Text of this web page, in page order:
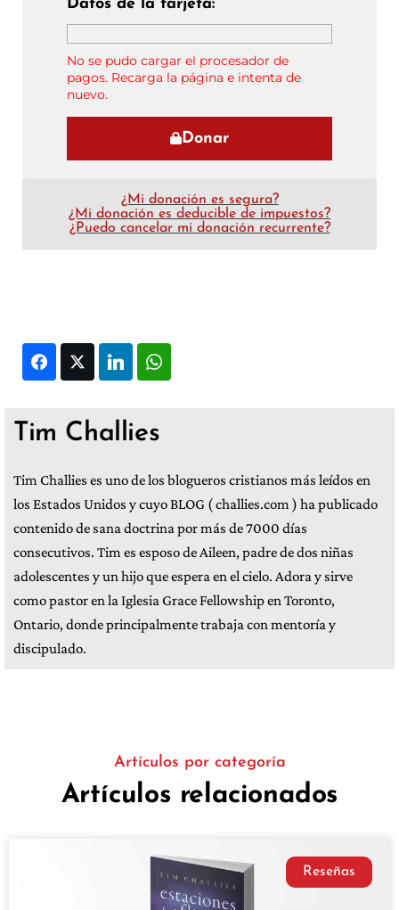
Datos de la tarjeta:
No se pudo cargar el procesador de
pagos. Recarga la página e intenta de
nuevo.
Donar
¿Mi donación es segura?
¿Mi donación es deducible de impuestos?
¿Puedo cancelar mi donación recurrente?
FacebookTwitter LinkedIn
Tim Challies
Tim Challies es uno de los blogueros cristianos más leídos en
los Estados Unidos y cuyo BLOG ( challies.com ) ha publicado
contenido de sana doctrina por más de 7000 días
consecutivos. Tim es esposo de Aileen, padre de dos niñas
adolescentes y un hijo que espera en el cielo. Adora y sirve
como pastor en la Iglesia Grace Fellowship en Toronto,
Ontario, donde principalmente trabaja con mentoría y
discipulado.
Artículos por categoría
Artículos relacionados
Reseñas